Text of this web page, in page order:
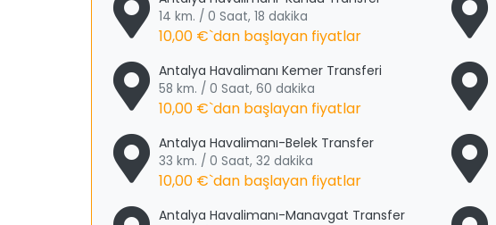
14 km. / 0 Saat, 18 dakika
10,00 €`dan başlayan fiyatlar
Antalya Havalimanı Kemer Transferi
58 km. / 0 Saat, 60 dakika
10,00 €`dan başlayan fiyatlar
Antalya Havalimanı-Belek Transfer
33 km. / 0 Saat, 32 dakika
10,00 €`dan başlayan fiyatlar
Antalya Havalimanı-Manavgat Transfer